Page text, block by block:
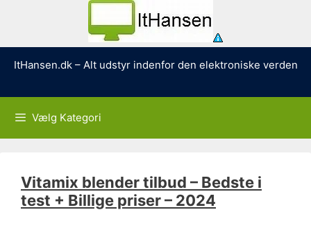
ItHansen.dk – Alt udstyr indenfor den elektroniske verden
Vælg Kategori
Vitamix blender tilbud – Bedste i
test + Billige priser – 2024